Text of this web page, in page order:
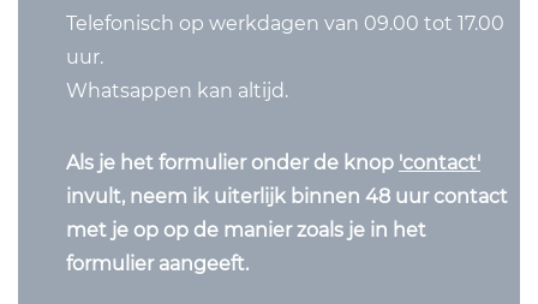
Telefonisch op werkdagen van 09.00 tot 17.00
uur.
Whatsappen kan altijd.
Als je het formulier onder de knop 'contact'
invult, neem ik uiterlijk binnen 48 uur contact
met je op op de manier zoals je in het
formulier aangeeft.